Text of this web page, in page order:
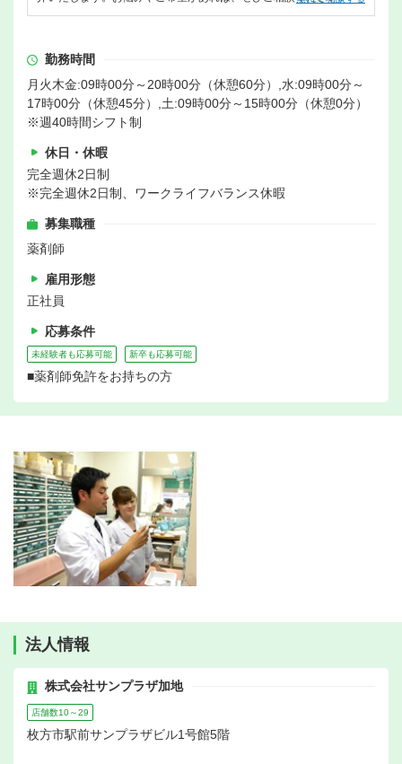
勤務時間
月火木金:09時00分～20時00分（休憩60分）,水:09時00分～
17時00分（休憩45分）,土:09時00分～15時00分（休憩0分）
※週40時間シフト制
休日・休暇
完全週休2日制
※完全週休2日制、ワークライフバランス休暇
募集職種
薬剤師
雇用形態
正社員
応募条件
未経験者も応募可能 新卒も応募可能
■薬剤師免許をお持ちの方
法人情報
株式会社サンプラザ加地
店舗数10～29
枚方市駅前サンプラザビル1号館5階